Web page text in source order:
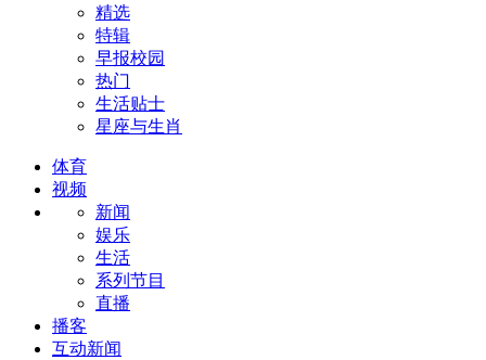
精选
特辑
早报校园
热门
生活贴士
星座与生肖
体育
视频
新闻
娱乐
生活
系列节目
直播
播客
互动新闻